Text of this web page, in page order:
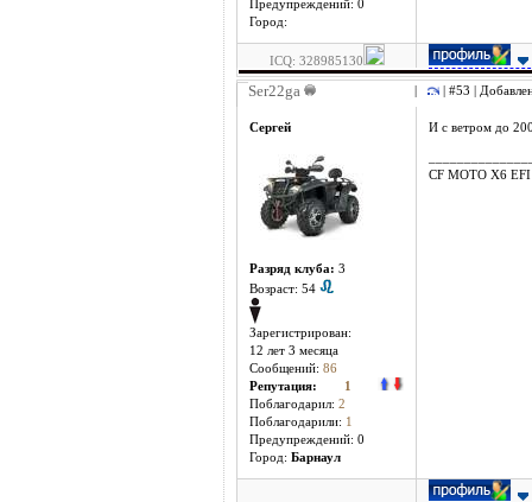
Предупреждений: 0
Город:
ICQ: 328985130
Ser22ga | #53 |
Сергей
Разряд клуба: 3
Возраст: 54
Зарегистрирован:
12 лет 3 месяцa
Сообщений: 86
Репутация:
1
Поблагодарил: 2
Поблагодарили: 1
Предупреждений: 0
Город: Барнаул
И с ветром до
CF MOTO X6 EFI